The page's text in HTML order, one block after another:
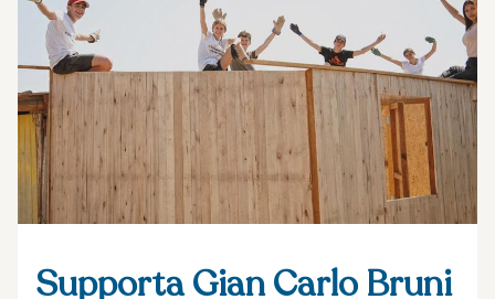
Supporta Gian Carlo Bruni